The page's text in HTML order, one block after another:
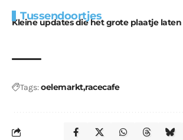
Tussendoortjes
Kleine updates die het grote plaatje laten
voor kabouters
uitdaging
Tags:oelemarktracecafe